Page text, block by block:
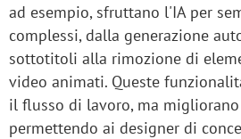
ad esempio, sfruttano l'IA per
complessi, dalla generazione
sottotitoli alla rimozione di
video animati. Queste
il flusso di lavoro, ma
permettendo ai designer di